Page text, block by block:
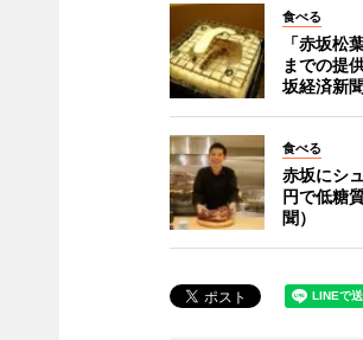
食べる
「赤坂松
までの提
坂経済新聞
食べる
赤坂にシ
円で低糖
聞）